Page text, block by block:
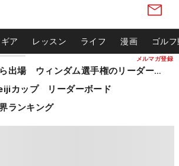
メルマガ登録
ギア レッスン ライフ 漫画 ゴル
松山英樹ら出場 ウィンダム選手権のリーダーボード
カップ リーダーボード
ランキング